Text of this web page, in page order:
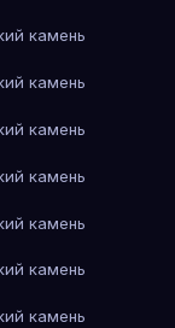
камень
камень
камень
камень
камень
камень
камень